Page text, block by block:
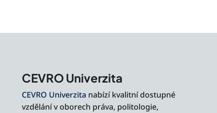
CEVRO Univerzita
CEVRO Univerzita nabízí kvalitní dostupné
vzdělání v oborech práva, politologie,